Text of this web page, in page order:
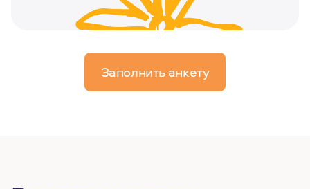
Заполнить анкету